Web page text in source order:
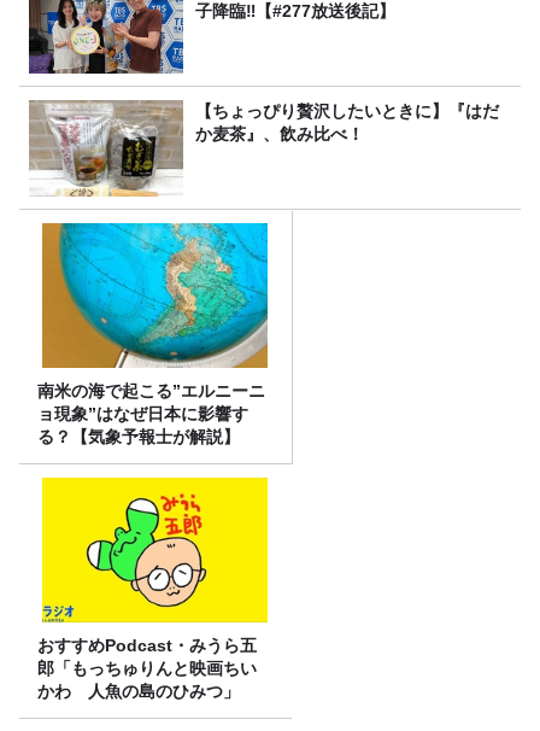
子降臨‼【#277放送後記】
【ちょっぴり贅沢したいときに】『はだ
か麦茶』、飲み比べ！
南米の海で起こる”エルニーニ
ョ現象”はなぜ日本に影響す
る？【気象予報士が解説】
おすすめPodcast・みうら五
郎「もっちゅりんと映画ちい
かわ 人魚の島のひみつ」